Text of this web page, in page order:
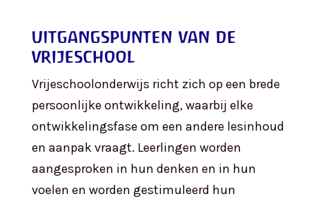
uitgangspunten van de
vrijeschool
Vrijeschoolonderwijs richt zich op een brede
persoonlijke ontwikkeling, waarbij elke
ontwikkelingsfase om een andere lesinhoud
en aanpak vraagt. Leerlingen worden
aangesproken in hun denken en in hun
voelen en worden gestimuleerd hun